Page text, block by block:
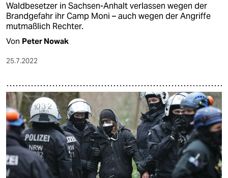
Waldbesetzer in Sachsen-Anhalt verlassen wegen der
Brandgefahr ihr Camp Moni – auch wegen der Angriffe
mutmaßlich Rechter.
Von Peter Nowak
25.7.2022